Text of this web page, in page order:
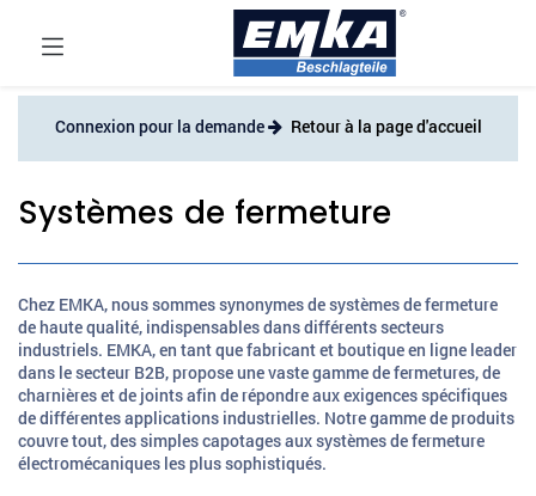
Connexion pour la demande Retour à la page d'accueil
Systèmes de fermeture
Chez EMKA, nous sommes synonymes de systèmes de fermeture
de haute qualité, indispensables dans différents secteurs
industriels. EMKA, en tant que fabricant et boutique en ligne leader
dans le secteur B2B, propose une vaste gamme de fermetures, de
charnières et de joints afin de répondre aux exigences spécifiques
de différentes applications industrielles. Notre gamme de produits
couvre tout, des simples capotages aux systèmes de fermeture
électromécaniques les plus sophistiqués. ​